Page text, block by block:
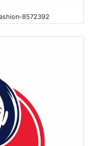
8572392